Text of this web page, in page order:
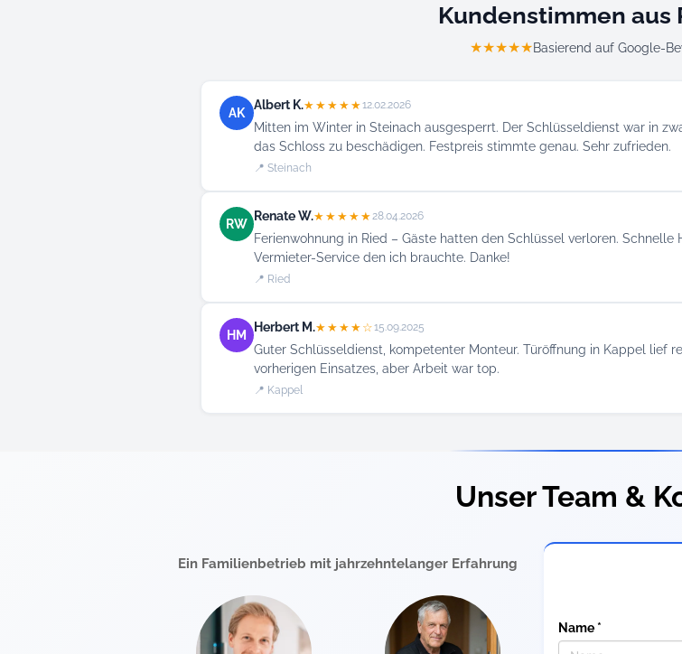
Kundenstimmen aus
★★★★★Basierend auf Google-
AK
Albert K.★★★★★12.02.2026
Mitten im Winter in Steinach ausgesperrt. Der Schlüsseldienst war in
das Schloss zu beschädigen. Festpreis stimmte genau. Sehr zufrieden.
📍 Steinach
RW
Renate W.★★★★★28.04.2026
Ferienwohnung in Ried – Gäste hatten den Schlüssel verloren.
Vermieter-Service den ich brauchte. Danke!
📍 Ried
HM
Herbert M.★★★★☆15.09.2025
Guter Schlüsseldienst, kompetenter Monteur. Türöffnung in Kappel lief
vorherigen Einsatzes, aber Arbeit war top.
📍 Kappel
Unser Team &
Ein Familienbetrieb mit jahrzehntelanger Erfahrung
Name *